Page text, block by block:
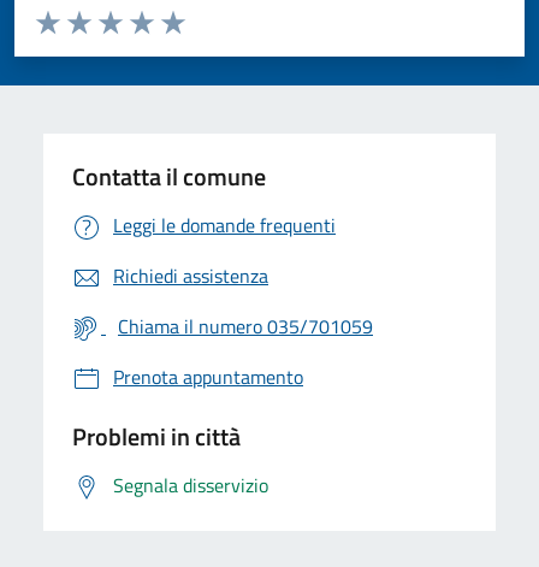
Valuta da 1 a 5 stelle la pagina
Valuta 5 stelle su 5
Valuta 4 stelle su 5
Valuta 3 stelle su 5
Valuta 2 stelle su 5
Valuta 1 stelle su 5
Contatta il comune
Leggi le domande frequenti
Richiedi assistenza
Chiama il numero 035/701059
Prenota appuntamento
Problemi in città
Segnala disservizio